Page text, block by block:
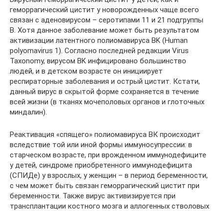
геморрагический цистит у новорожденных чаще всего
связан с аденовирусом – серотипами 11 и 21 подгруппы
B. Хотя данное заболевание может быть результатом
активизации латентного полиомавируса BK (Human
polyomavirus 1). Согласно последней редакции Virus
Taxonomy, вирусом BK инфицировано большинство
людей, и в детском возрасте он инициирует
респираторные заболевания и острый цистит. Кстати,
данный вирус в скрытой форме сохраняется в течение
всей жизни (в тканях мочеполовых органов и глоточных
миндалин).
Реактивация «спящего» полиомавируса ВК происходит
вследствие той или иной формы иммуносупрессии: в
старческом возрасте, при врожденном иммунодефиците
у детей, синдроме приобретенного иммунодефицита
(СПИДе) у взрослых, у женщин – в период беременности,
с чем может быть связан геморрагический цистит при
беременности. Также вирус активизируется при
трансплантации костного мозга и аллогенных стволовых